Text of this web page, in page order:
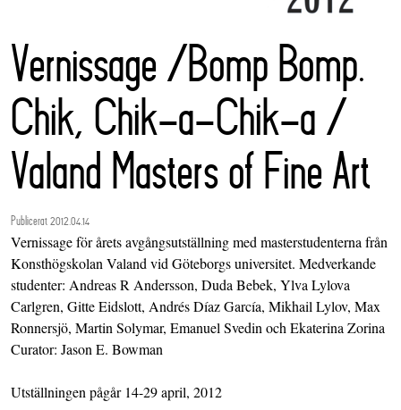
Vernissage /Bomp Bomp.
Chik, Chik-a-Chik-a /
Valand Masters of Fine Art
Publicerat 2012.04.14
Vernissage för årets avgångsutställning med masterstudenterna från
Konsthögskolan Valand vid Göteborgs universitet. Medverkande
studenter: Andreas R Andersson, Duda Bebek, Ylva Lylova
Carlgren, Gitte Eidslott, Andrés Díaz García, Mikhail Lylov, Max
Ronnersjö, Martin Solymar, Emanuel Svedin och Ekaterina Zorina
Curator: Jason E. Bowman
Utställningen pågår 14-29 april, 2012